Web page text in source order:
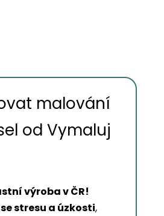
malování
od Vymaluj
výroba v ČR!
stresu a úzkosti,